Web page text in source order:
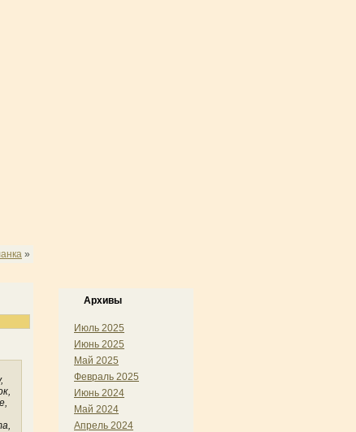
»
Архивы
Июль 2025
Июнь 2025
Май 2025
Февраль 2025
Июнь 2024
Май 2024
Апрель 2024